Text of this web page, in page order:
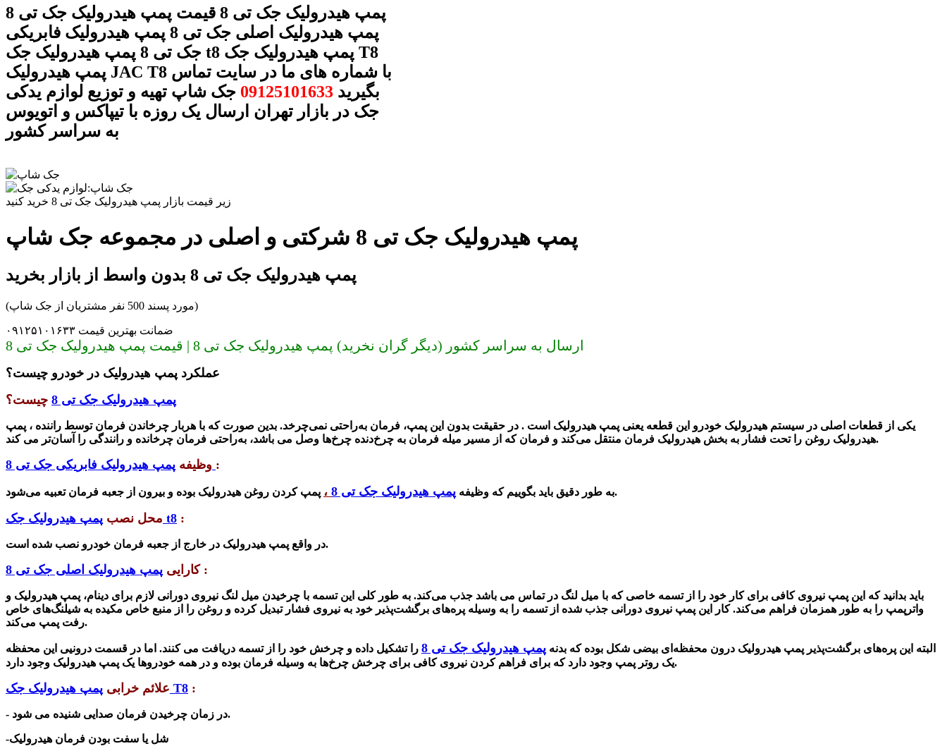
پمپ هیدرولیک جک تی 8 قیمت پمپ هیدرولیک جک تی 8
پمپ هیدرولیک اصلی جک تی 8 پمپ هیدرولیک فابریکی
جک تی 8 پمپ هیدرولیک جک t8 پمپ هیدرولیک جک T8
پمپ هیدرولیک JAC T8 با شماره های ما در سایت تماس
بگیرید 09125101633 جک شاپ تهیه و توزیع لوازم یدکی
جک در بازار تهران ارسال یک روزه با تیپاکس و اتویوس
به سراسر کشور
زیر قیمت بازار پمپ هیدرولیک جک تی 8 خرید کنید
پمپ هیدرولیک جک تی 8 شرکتی و اصلی در مجموعه جک شاپ
پمپ هیدرولیک جک تی 8 بدون واسط از بازار بخرید
(مورد پسند 500 نفر مشتریان از جک شاپ)
ضمانت بهترین قیمت ۰۹۱۲۵۱۰۱۶۳۳
ارسال به سراسر کشور (دیگر گران نخرید) پمپ هیدرولیک جک تی 8 | قیمت پمپ هیدرولیک جک تی 8
عملکرد پمپ هیدرولیک در خودرو چیست؟
پمپ هیدرولیک جک تی 8
چیست؟
یکی از قطعات اصلی در سیستم هیدرولیک خودرو این قطعه یعنی پمپ هیدرولیک است . در حقیقت بدون این پمپ، فرمان به‌راحتی نمی‌چرخد. بدین صورت که با هربار چرخاندن فرمان توسط راننده ، پمپ
هیدرولیک روغن را تحت فشار به بخش هیدرولیک فرمان منتقل می‌کند و فرمان که از مسیر میله فرمان به چرخ‌دنده چرخ‌ها وصل می باشد، به‌راحتی فرمان چرخانده و رانندگی را آسان‌تر می کند.
وظیفه :
به طور دقیق باید بگوییم که وظیفه پمپ هیدرولیک جک تی 8 ، پمپ کردن روغن هیدرولیک بوده و بیرون از جعبه فرمان تعبیه می‌شود.
محل نصب پمپ هیدرولیک جک t8 :
در واقع پمپ هیدرولیک در خارج از جعبه فرمان خودرو نصب شده است.
کارایی پمپ هیدرولیک اصلی جک تی 8 :
باید بدانید که این پمپ نیروی کافی برای کار خود را از تسمه خاصی که با میل لنگ در تماس می باشد جذب می‌کند. به طور کلی این تسمه با چرخیدن میل لنگ نیروی دورانی لازم برای دینام، پمپ هیدرولیک و
واترپمپ را به طور همزمان فراهم می‌کند. کار این پمپ نیروی دورانی جذب شده از تسمه را به وسیله پره‌های برگشت‌پذیر خود به نیروی فشار تبدیل کرده و روغن را از منبع خاص مکیده به شیلنگ‌های خاص
رفت پمپ می‌کند.
البته این پره‌های برگشت‌پذیر پمپ هیدرولیک درون محفظه‌ای بیضی شکل بوده که بدنه پمپ هیدرولیک جک تی 8
را تشکیل داده و چرخش خود را از تسمه دریافت می کنند. اما در قسمت درونیی این محفظه
یک روتر پمپ وجود دارد که برای فراهم کردن نیروی کافی برای چرخش چرخ‌ها به وسیله فرمان بوده و در همه خودروها یک پمپ هیدرولیک وجود دارد.
علائم خرابی پمپ هیدرولیک جک T8 :
- در زمان چرخیدن فرمان صدایی شنیده می شود.
-شل یا سفت بودن فرمان هیدرولیک